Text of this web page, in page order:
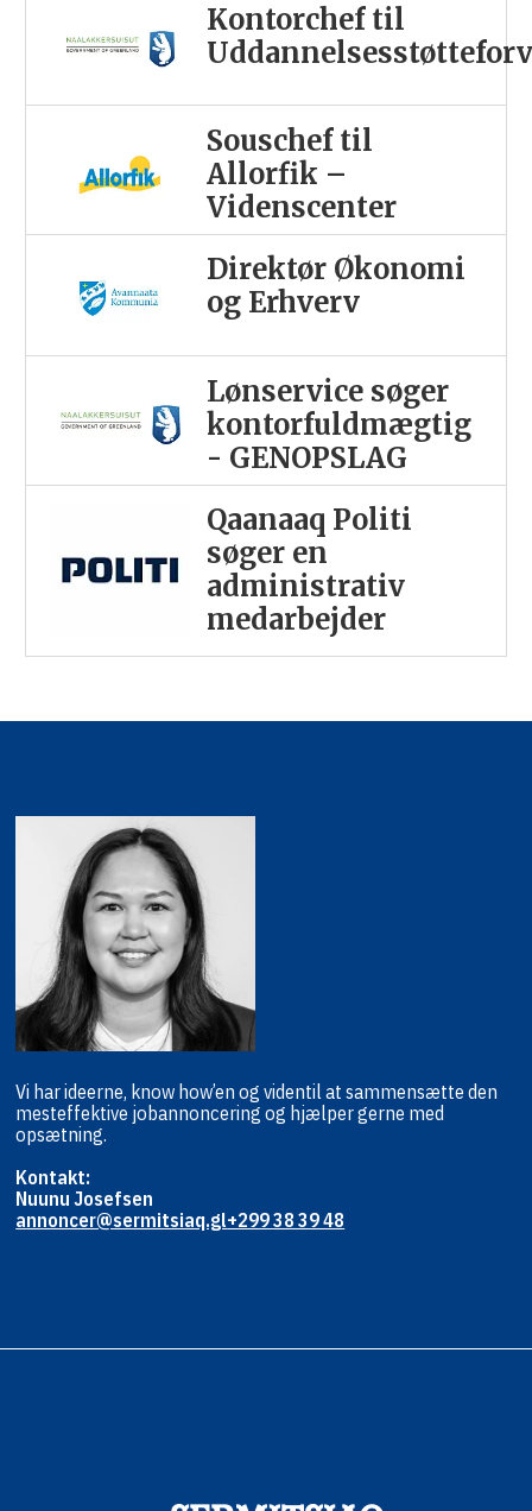
Kontorchef til
Souschef til
Allorfik –
Videnscenter
Direktør Økonomi
og Erhverv
Lønservice søger
kontorfuldmægtig
- GENOPSLAG
Qaanaaq Politi
søger en
administrativ
medarbejder
Vi har ideerne, know how’en og videntil at sammensætte den
mesteffektive jobannoncering og hjælpergerne med
opsætning.
Kontakt:
Nuunu Josefsen
annoncer@sermitsiaq.gl+299 38 39 48